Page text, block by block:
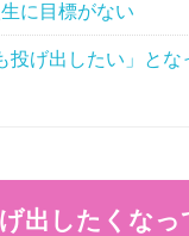
に目標がない
投げ出したい」とな
出したくなっ